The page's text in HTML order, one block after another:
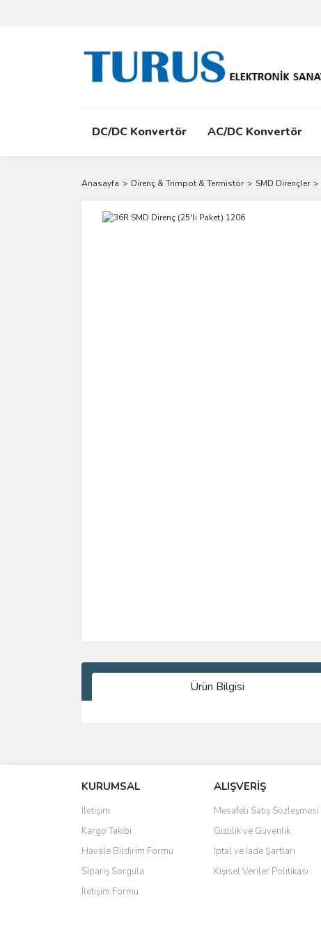
DC/DC Konvertör AC/DC Konvertör
Anasayfa Direnç & Trimpot & Termistör SMD Dirençler
Ürün Bilgisi
Ürün resmi kalitesiz, bozuk veya görüntülenemiyor.
Ürün açıklamasında eksik bilgiler bulunuyor.
Ürün bilgilerinde hatalar bulunuyor.
Ürün fiyatı diğer sitelerden daha pahalı.
Bu ürüne benzer farklı alternatifler olmalı.
KURUMSAL
İletişim
Kargo Takibi
Havale Bildirim Formu
Sipariş Sorgula
İletişim Formu
ALIŞVERİŞ
Mesafeli Satış Sözleşmesi
Gizlilik ve Güvenlik
İptal ve İade Şartları
Kişisel Veriler Politikası